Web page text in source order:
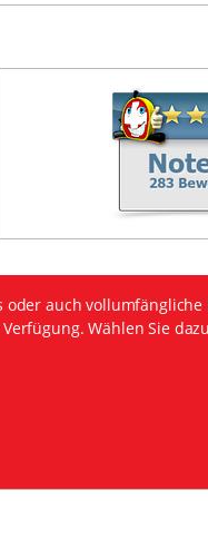
auch
Wählen Sie